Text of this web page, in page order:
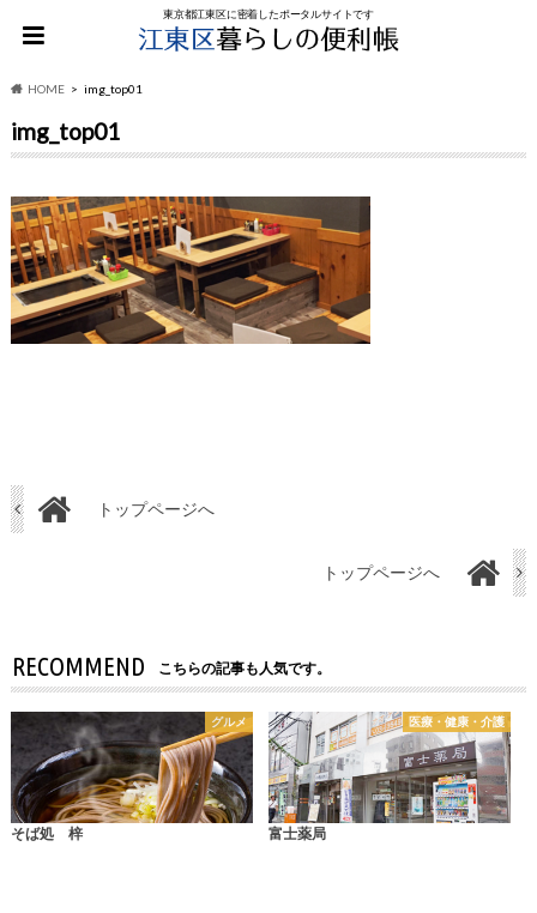
東京都江東区に密着したポータルサイトです
HOME img_top01
img_top01
トップページへ
トップページへ
RECOMMEND こちらの記事も人気です。
グルメ
そば処 梓
医療・健康・介護
富士薬局